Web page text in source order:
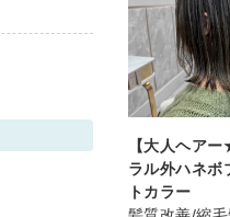
【大人ヘア
ラル外ハネボ
トカラー